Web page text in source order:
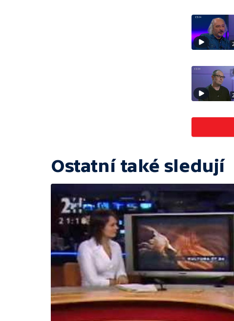
Ostatní také sledují